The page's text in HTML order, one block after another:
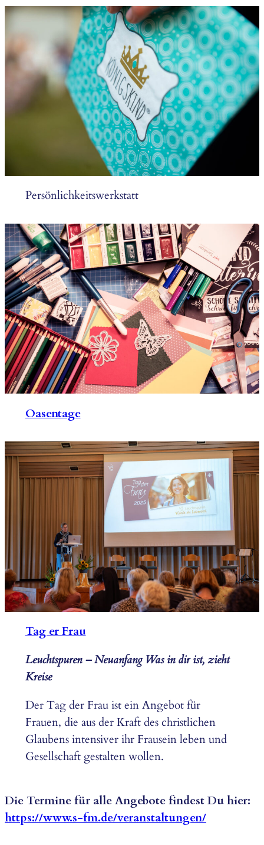
Persönlichkeitswerkstatt
Oasentage
Tag er Frau
Leuchtspuren – Neuanfang Was in dir ist, zieht
Kreise
Der Tag der Frau ist ein Angebot für
Frauen, die aus der Kraft des christlichen
Glaubens intensiver ihr Frausein leben und
Gesellschaft gestalten wollen.
Die Termine für alle Angebote findest Du hier:
https://www.s-fm.de/veranstaltungen/